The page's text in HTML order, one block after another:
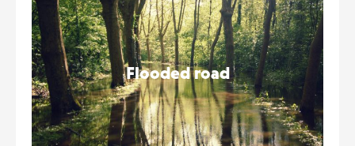
Flooded road